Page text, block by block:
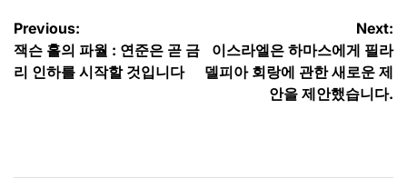
글
탐
Previous:
잭슨 홀의 파월 : 연준은 곧 금
리 인하를 시작할 것입니다
Next:
이스라엘은 하마스에게 필라
델피아 회랑에 관한 새로운 제
안을 제안했습니다.